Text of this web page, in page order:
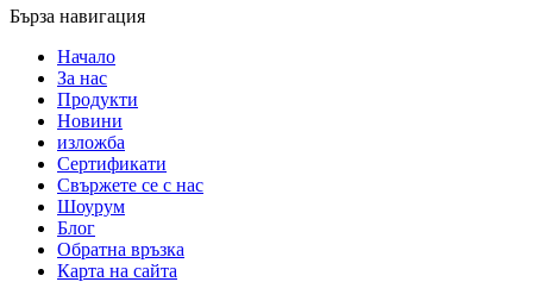
Бърза навигация
Начало
За нас
Продукти
Новини
изложба
Сертификати
Свържете се с нас
Шоурум
Блог
Обратна връзка
Карта на сайта